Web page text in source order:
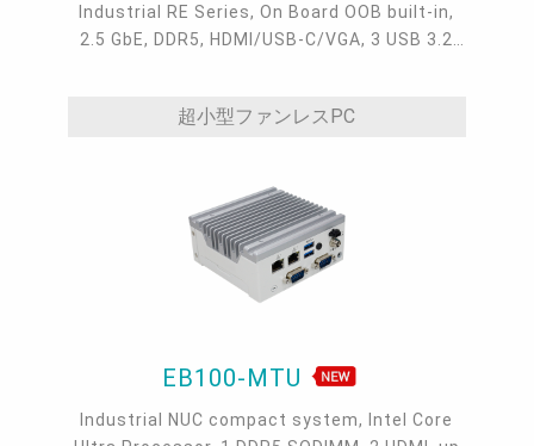
Industrial RE Series, On Board OOB built-in,
2.5 GbE, DDR5, HDMI/USB-C/VGA, 3 USB 3.2
超小型ファンレスPC
EB100-MTU
Industrial NUC compact system, Intel Core